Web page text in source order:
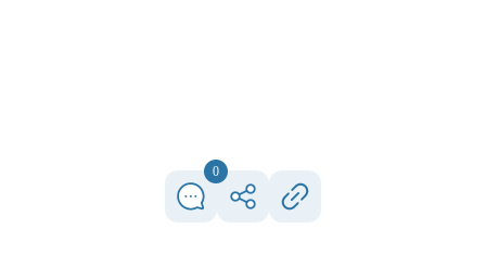
0